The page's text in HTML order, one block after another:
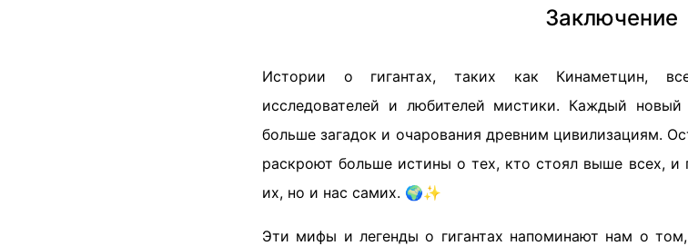
Заключение
Истории о гигантах, таких как Кинаметцин,
исследователей и любителей мистики. Каждый
больше загадок и очарования древним цивилизациям.
раскроют больше истины о тех, кто стоял выше всех, и
их, но и нас самих. 🌍✨
Эти мифы и легенды о гигантах напоминают нам о